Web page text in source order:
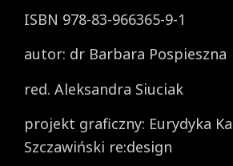
ISBN 978-83-966365-9-1
autor: dr Barbara Pospieszna
red. Aleksandra Siuciak
projekt graficzny: Eurydyka
Szczawiński re:design